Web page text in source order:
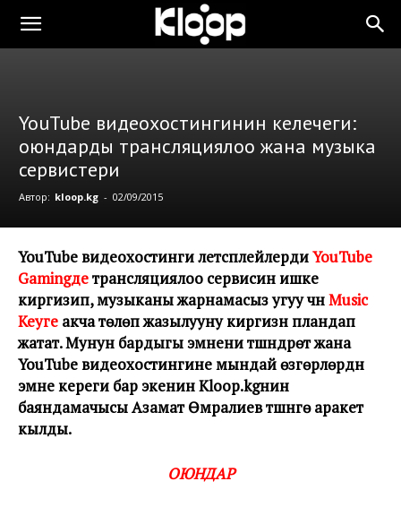
YouTube видеохостингинин келечеги:
оюндарды трансляциялоо жана музыка
сервистери
Автор: kloop.kg - 02/09/2015
YouTube видеохостинги летсплейлердиYouTube
Gamingдетрансляциялоо сервисин ишке
киргизип, музыканы жарнамасыз угуу үчүнMusic
Keyге акча төлөп жазылууну киргизүүнү пландап
жатат. Мунун бардыгы эмнени түшүндүрөт жана
YouTube видеохостингине мындай өзгөрүүлөрдүн
эмне кереги бар экенин Kloop.kgнин
баяндамачысы Азамат Өмүралиев түшүнүүгө аракет
кылды.
ОЮНДАР